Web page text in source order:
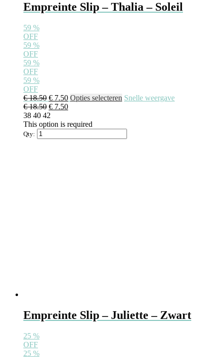
Empreinte Slip – Thalia – Soleil
59 %
OFF
59 %
OFF
59 %
OFF
59 %
OFF
€18.50 € 7.50 Opties selecteren Snelle weergave
€18.50 € 7.50
38 40 42
This option is required
Qty:
Empreinte Slip – Juliette – Zwart
25 %
OFF
25 %